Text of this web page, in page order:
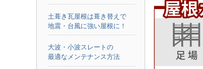
土葺き瓦屋根は葺き替えで
地震・台風に強い屋根に！
大波・小波スレートの
最適なメンテナンス方法